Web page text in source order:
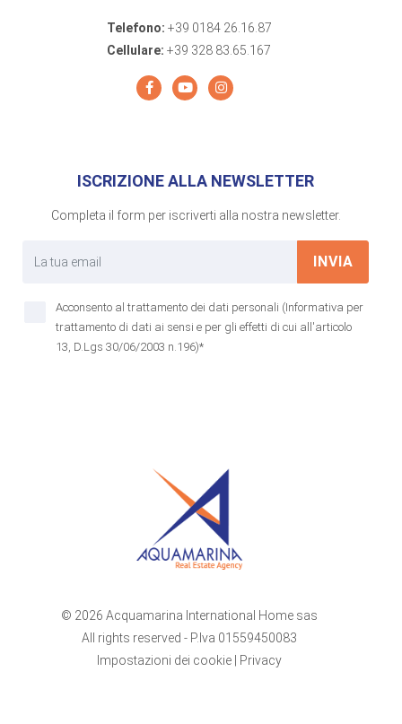
© 2026 Acquamarina International Home sas
All rights reserved - P.Iva 01559450083
Impostazioni dei cookie| Privacy
Telefono: +39 0184 26.16.87
Cellulare: +39 328 83.65.167
ISCRIZIONE ALLA NEWSLETTER
Completa il form per iscriverti alla nostra newsletter.
INVIA
Acconsento al trattamento dei dati personali (Informativa per
trattamento di dati ai sensi e per gli effetti di cui all'articolo
13, D.Lgs 30/06/2003 n.196)*